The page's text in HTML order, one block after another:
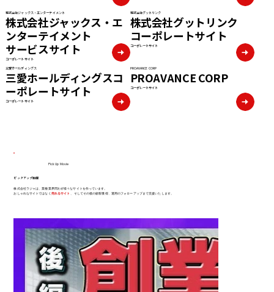
株式会社ジャックス・エンターテイメント
株式会社ジャックス・エ
ンターテイメント
サービスサイト
コーポレートサイト
株式会社グットリンク
株式会社グットリンク
コーポレートサイト
コーポレートサイト
三愛ホールディングス
三愛ホールディングスコ
ーポレートサイト
コーポレートサイト
PROAVANCE CORP
PROAVANCE CORP
コーポレートサイト
Pick Up Movie
ピックアップ動画
株式会社ラジャは、業種業界問わず様々なサイトを作っています。
おしゃれなサイトではなく 売れるサイト 、そしてその後の顧客獲得、運用のフォローアップまで支援いたします。